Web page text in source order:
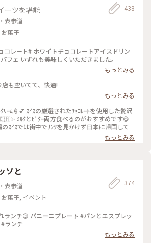
ーツを堪能
表参道
菓子
438
コレート# ホワイトチョコレートアイスドリン
フェ いずれも美味しくいただきました。
もっとみる
も空いてて、快適!
もっとみる
ｸﾘｰﾑ🍦💕 ｽｲｽの厳選されたﾁｮｺﾚｰﾄを使用した贅沢
ﾐﾙｸとﾋﾞﾀｰ両方食べるのがおすすめです😋
のｽｲｽでは街中でﾘﾝﾂを見かけず日本に帰国して
♥️笑 #リンツ #Lindt #ショコラ #ソフトクリー
ト #スイス #贅沢 #ミルク #ビター #プレミアム
もっとみる
ソと
表参道
菓子, イベント
374
😋 パニーニプレート #パンとエスプレッ
ランチ
もっとみる